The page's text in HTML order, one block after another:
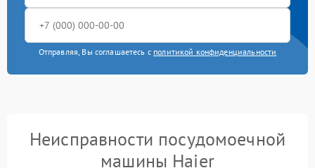
Отправляя, Вы соглашаетесь с политикой конфиденциальности
Неисправности посудомоечной
машины Haier